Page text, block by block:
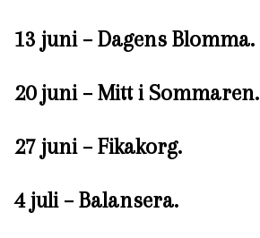
13 juni – Dagens Blomma.
20 juni – Mitt i Sommaren.
27 juni – Fikakorg.
4 juli – Balansera.